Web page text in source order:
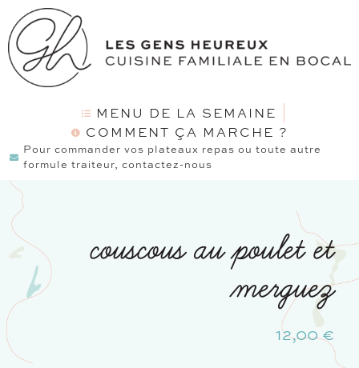
MENU DE LA SEMAINE
COMMENT ÇA MARCHE ?
Pour commander vos plateaux repas ou toute autre
formule traiteur, contactez-nous
couscous au poulet et
merguez
12,00€